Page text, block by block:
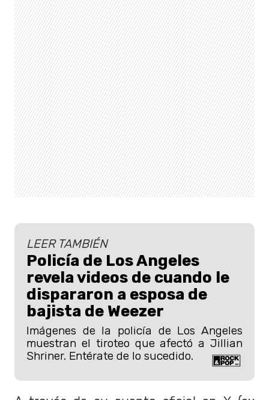
LEER TAMBIÉN
Policía de Los Angeles
revela videos de cuando le
dispararon a esposa de
bajista de Weezer
Imágenes de la policía de Los Angeles
muestran el tiroteo que afectó a Jillian
Shriner. Entérate de lo sucedido.